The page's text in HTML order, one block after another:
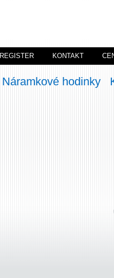
REGISTER KONTAKT
Náramkové hodinky